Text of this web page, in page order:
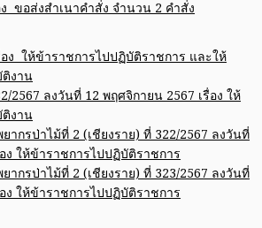
ขอส่งสำเนาคำสั่ง จำนวน 2 คำสั่ง
ง ให้ข้าราชการไปปฏิบัติราชการ และให้
งาน
2567 ลงวันที่ 12 พฤศจิกายน 2567 เรื่อง ให้
งาน
ากรป่าไม้ที่ 2 (เชียงราย) ที่ 322/2567 ลงวันที่
ง ให้ข้าราชการไปปฏิบัติราชการ
ากรป่าไม้ที่ 2 (เชียงราย) ที่ 323/2567 ลงวันที่
ง ให้ข้าราชการไปปฏิบัติราชการ